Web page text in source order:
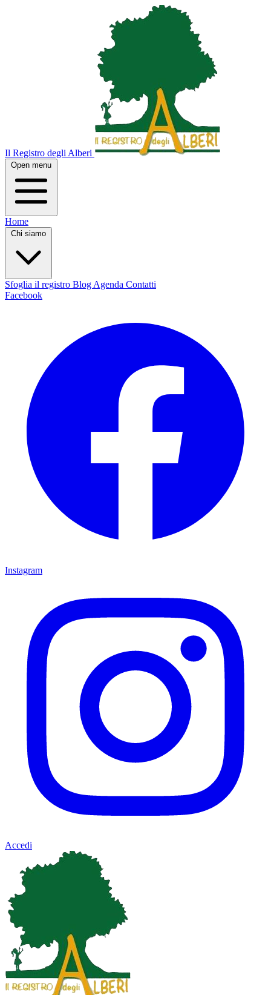
Il Registro degli Alberi
Open menu
Home
Chi siamo
Sfoglia il registro Blog Agenda Contatti
Facebook
Instagram
Accedi